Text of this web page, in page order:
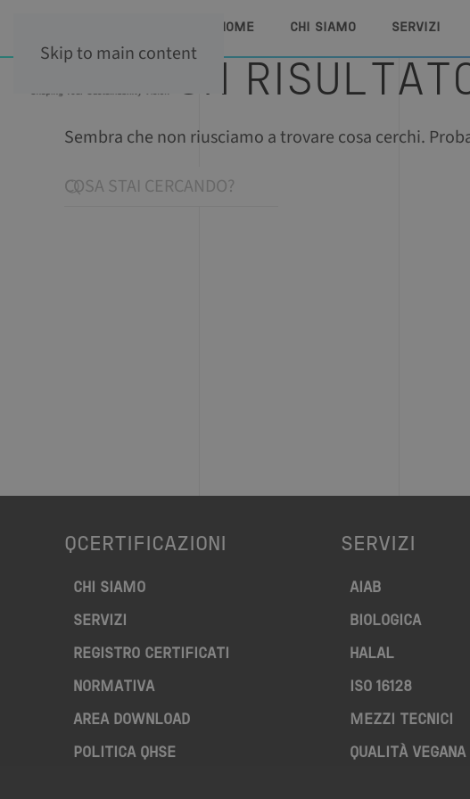
Skip to main content
HOME CHI SIAMO SERVIZI
NESSUN
Sembra che non riusciamo a trovare cosa cerchi.
QCERTIFICAZIONI
CHI SIAMO
SERVIZI
REGISTRO CERTIFICATI
NORMATIVA
AREA DOWNLOAD
POLITICA QHSE
SERVIZI
AIAB
BIOLOGICA
HALAL
ISO 16128
MEZZI TECNICI
QUALITÀ VEGANA